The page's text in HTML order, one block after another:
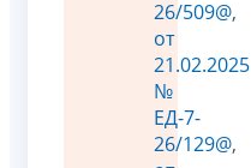
26/509@,
от
21.02.2025
№
ЕД-7-
26/129@,